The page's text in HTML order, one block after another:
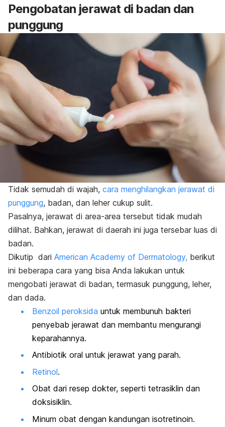
Pengobatan jerawat di badan dan
punggung
Tidak semudah di wajah, cara menghilangkan jerawat di
punggung, badan, dan leher cukup sulit.
Pasalnya, jerawat di area-area tersebut tidak mudah
dilihat. Bahkan, jerawat di daerah ini juga tersebar luas di
badan.
Dikutip dari American Academy of Dermatology, berikut
ini beberapa cara yang bisa Anda lakukan untuk
mengobati jerawat di badan, termasuk punggung, leher,
dan dada.
Benzoil peroksida untuk membunuh bakteri
penyebab jerawat dan membantu mengurangi
keparahannya.
Antibiotik oral untuk jerawat yang parah.
Retinol.
Obat dari resep dokter, seperti tetrasiklin dan
doksisiklin.
Minum obat dengan kandungan isotretinoin.